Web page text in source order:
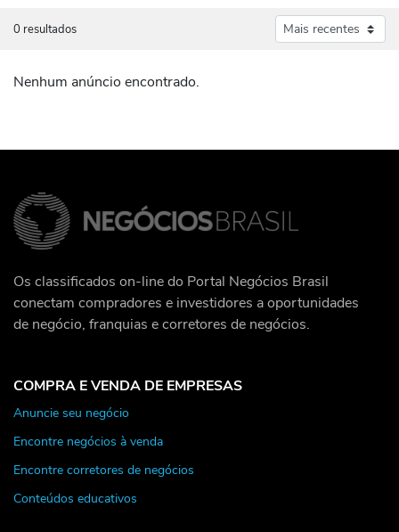
0 resultados
Nenhum anúncio encontrado.
Os classificados on-line do Portal Negócios Brasil
conectam compradores e investidores a oportunidades
de negócio, franquias e corretores de negócios.
COMPRA E VENDA DE EMPRESAS
Anuncie seu negócio
Encontre negócios à venda
Encontre corretores de negócios
Conteúdos educativos